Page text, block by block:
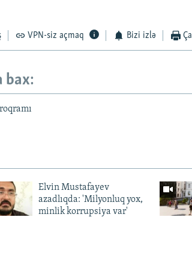
VPN-siz açmaq Bizi izlə
bax:
Elvin Mustafayev
azadlıqda: 'Milyonluq yox,
minlik korrupsiya var'